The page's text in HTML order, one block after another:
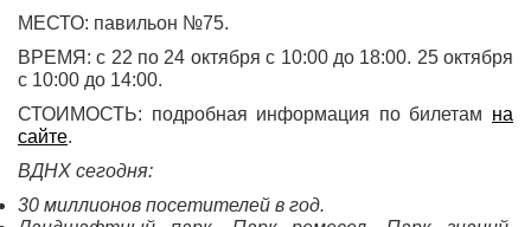
МЕСТО: павильон №75.
ВРЕМЯ: с 22 по 24 октября с 10:00 до 18:00. 25 октября
с 10:00 до 14:00.
СТОИМОСТЬ: подробная информация по билетам на
сайте.
ВДНХ сегодня:
30 миллионов посетителей в год.